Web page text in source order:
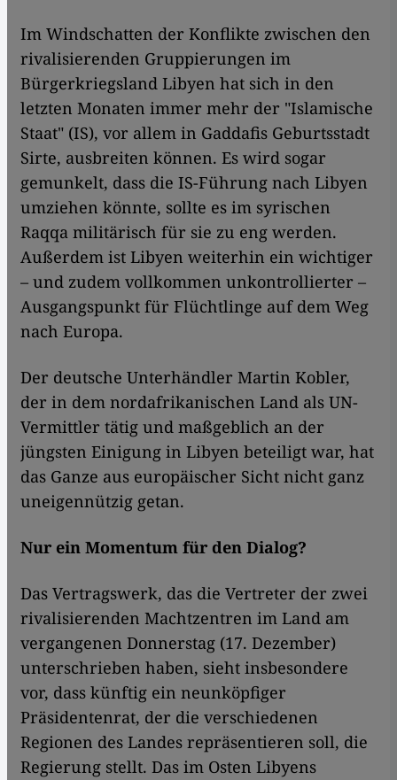
Im Windschatten der Konflikte zwischen den
rivalisierenden Gruppierungen im
Bürgerkriegsland Libyen hat sich in den
letzten Monaten immer mehr der "Islamische
Staat" (IS), vor allem in Gaddafis Geburtsstadt
Sirte, ausbreiten können. Es wird sogar
gemunkelt, dass die IS-Führung nach Libyen
umziehen könnte, sollte es im syrischen
Raqqa militärisch für sie zu eng werden.
Außerdem ist Libyen weiterhin ein wichtiger
– und zudem vollkommen unkontrollierter –
Ausgangspunkt für Flüchtlinge auf dem Weg
nach Europa.
Der deutsche Unterhändler Martin Kobler,
der in dem nordafrikanischen Land als UN-
Vermittler tätig und maßgeblich an der
jüngsten Einigung in Libyen beteiligt war, hat
das Ganze aus europäischer Sicht nicht ganz
uneigennützig getan.
Nur ein Momentum für den Dialog?
Das Vertragswerk, das die Vertreter der zwei
rivalisierenden Machtzentren im Land am
vergangenen Donnerstag (17. Dezember)
unterschrieben haben, sieht insbesondere
vor, dass künftig ein neunköpfiger
Präsidentenrat, der die verschiedenen
Regionen des Landes repräsentieren soll, die
Regierung stellt. Das im Osten Libyens